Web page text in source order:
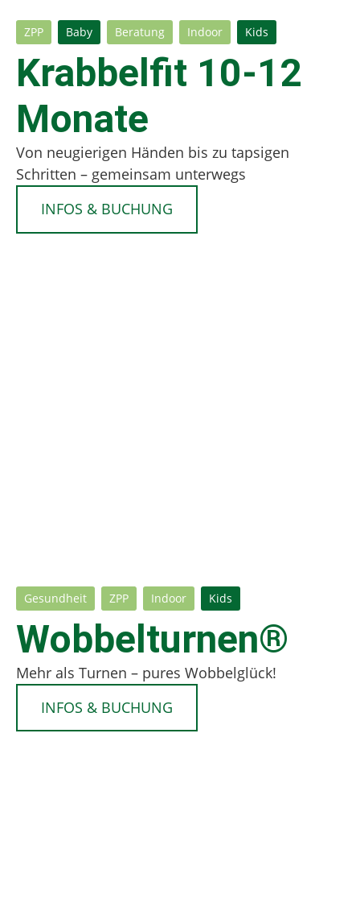
ZPP Baby Beratung Indoor Kids
Krabbelfit 10-12
Monate
Von neugierigen Händen bis zu tapsigen
Schritten – gemeinsam unterwegs
INFOS & BUCHUNG
Gesundheit ZPP Indoor Kids
Wobbelturnen®
Mehr als Turnen – pures Wobbelglück!
INFOS & BUCHUNG